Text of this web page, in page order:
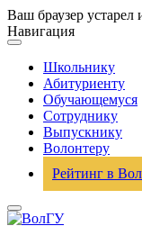
Ваш браузер
Навигация
Школьнику
Абитуриенту
Обучающемуся
Сотруднику
Выпускнику
Волонтеру
Рейтинг в